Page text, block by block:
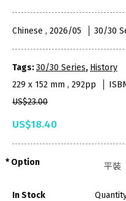
Chinese , 2026/05 30/30
Tags:30/30 Series, History
229 x 152 mm , 292pp
US$23.00
US$18.40
Option
In Stock